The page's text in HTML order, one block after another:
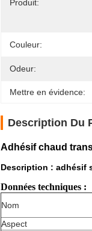
Produit:
Couleur:
Odeur:
Mettre en évidence:
Description Du
Adhésif chaud
Description : adhésif
Données techniques :
Nom
Aspect